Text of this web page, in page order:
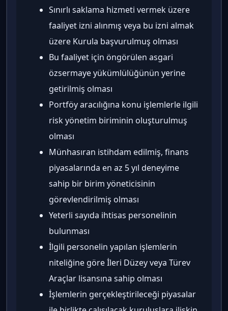
Sınırlı saklama hizmeti vermek üzere
faaliyet izni alınmış veya bu izni almak
üzere Kurula başvurulmuş olması
Bu faaliyet için öngörülen asgari
özsermaye yükümlülüğünün yerine
getirilmiş olması
Portföy aracılığına konu işlemlerle ilgili
risk yönetim biriminin oluşturulmuş
olması
Münhasıran istihdam edilmiş, finans
piyasalarında en az 5 yıl deneyime
sahip bir birim yöneticisinin
görevlendirilmiş olması
Yeterli sayıda ihtisas personelinin
bulunması
İlgili personelin yapılan işlemlerin
niteliğine göre İleri Düzey veya Türev
Araçlar lisansına sahip olması
İşlemlerin gerçekleştirileceği piyasalar